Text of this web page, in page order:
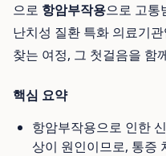
으로 항암부작용으로 고통
난치성 질환 특화 의료기
찾는 여정, 그 첫걸음을 함
핵심 요약
항암부작용으로 인한
상이 원인이므로, 통증